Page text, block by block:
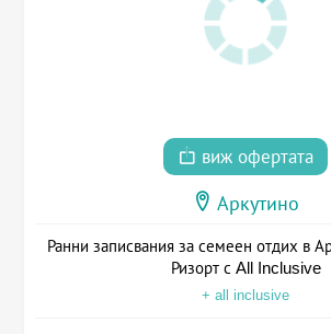
виж офертата
Аркутино
Ранни записвания за семеен отдих в
Ризорт с All Inclusive
+ all inclusive